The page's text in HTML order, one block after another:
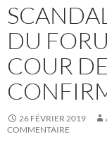
DU
COUR
26 FÉVRIER 2019
COMMENTAIRE